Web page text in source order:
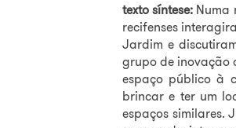
texto síntese: Numa
recifenses
Jardim e
grupo de inovação
espaço público à
brincar e ter um
espaços similares.